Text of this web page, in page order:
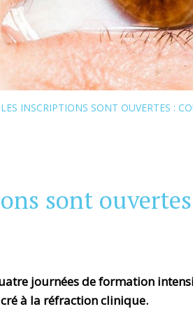
LES INSCRIPTIONS SONT OUVERTES :
sont
journées de formation
à la réfraction clinique.